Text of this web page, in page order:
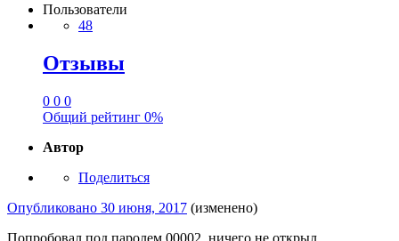
Пользователи
48
Отзывы
0 0 0
Общий рейтинг 0%
Автор
Поделиться
Опубликовано 30 июня, 2017 (изменено)
Попробовал под паролем 00002, ничего не открыл.